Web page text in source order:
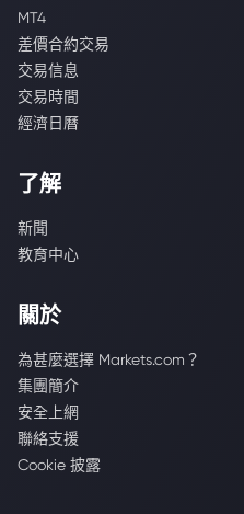
MT4
差價合約交易
交易信息
交易時間
經濟日曆
了解
新聞
教育中心
關於
為甚麼選擇 Markets.com？
集團簡介
安全上網
聯絡支援
Cookie 披露